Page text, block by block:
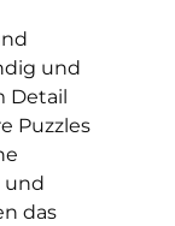
und
Detail
Puzzles
und
das